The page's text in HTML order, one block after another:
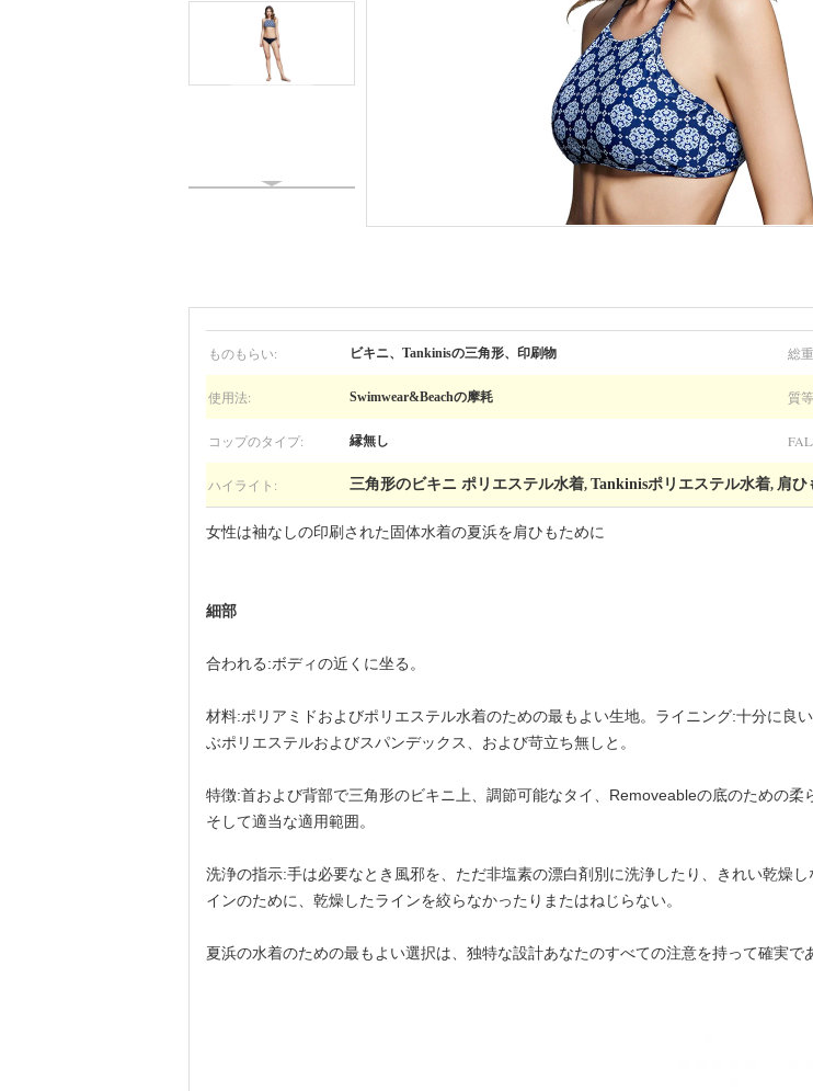
ものもらい: ビキニ、Tankinisの三角形、印刷物 総
使用法: Swimwear&Beachの摩耗 質
コップのタイプ: 縁無し
ハイライト: 三角形のビキニ ポリエステル水着, Tankinisポリエステル水着, 肩ひ
女性は袖なしの印刷された固体水着の夏浜を肩ひもために
細部
合われる:ボディの近くに坐る。
材料:ポリアミドおよびポリエステル水着のための最もよい生地。ライニング:十分に良
ぶポリエステルおよびスパンデックス、および苛立ち無しと。
特徴:首および背部で三角形のビキニ上、調節可能なタイ、Removeableの底のための
そして適当な適用範囲。
洗浄の指示:手は必要なとき風邪を、ただ非塩素の漂白剤別に洗浄したり、きれい乾燥
インのために、乾燥したラインを絞らなかったりまたはねじらない。
夏浜の水着のための最もよい選択は、独特な設計あなたのすべての注意を持って確実で